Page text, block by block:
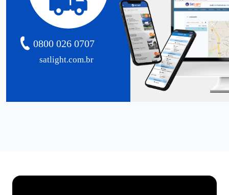
satlight.com.br
0800 026 0707